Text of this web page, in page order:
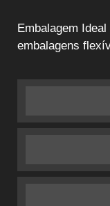
Embalagem
embalagens